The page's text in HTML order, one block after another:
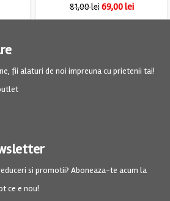
81,00lei 69,00lei
fii alaturi de noi impreuna cu prietenii tai!
si promotii? Aboneaza-te acum la
ce e nou!